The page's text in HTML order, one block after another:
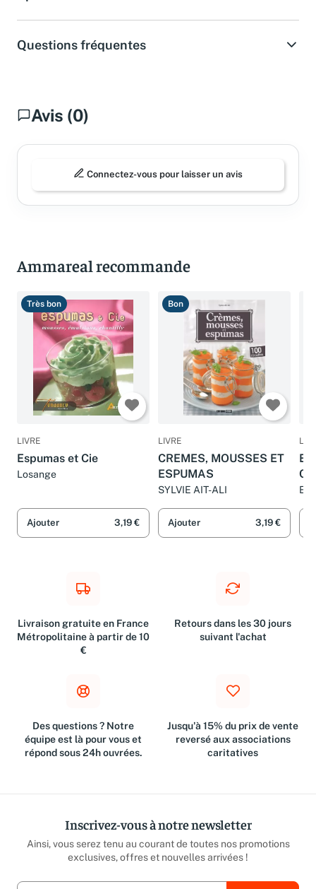
Questions fréquentes
Avis (0)
Connectez-vous pour laisser un avis
Ammareal recommande
Très bon
LIVRE
Espumas et Cie
Losange
Ajouter 3,19 €
Bon
LIVRE
CREMES, MOUSSES ET
ESPUMAS
SYLVIE AIT-ALI
Ajouter 3,19 €
Livraison gratuite en France
Métropolitaine à partir de 10
€
Retours dans les 30 jours
suivant l'achat
Des questions ? Notre
équipe est là pour vous et
répond sous 24h ouvrées.
Jusqu'à 15% du prix de vente
reversé aux associations
caritatives
Inscrivez-vous à notre newsletter
Ainsi, vous serez tenu au courant de toutes nos promotions
exclusives, offres et nouvelles arrivées !